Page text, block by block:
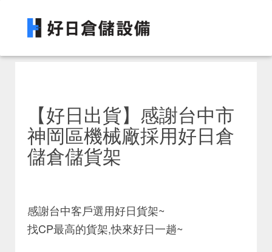
【好日出貨】感謝台中市
神岡區機械廠採用好日倉
儲倉儲貨架
感謝台中客戶選用好日貨架~
找CP最高的貨架,快來好日一趟~